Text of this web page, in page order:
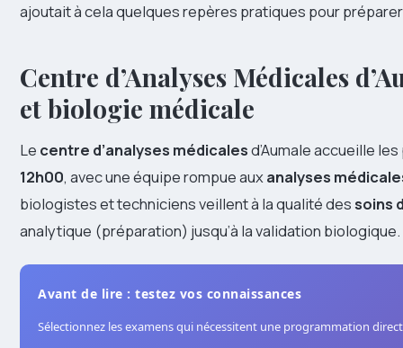
ajoutait à cela quelques repères pratiques pour
Centre d’Analyses Médicales
et biologie médicale
Le centre d’analyses médicalesd’Aumale accueille
12h00, avec une équipe rompue auxanalyses
biologistes et techniciens veillent à la qualité dessoins
analytique (préparation) jusqu’à la validation biologique.
Avant de lire : testez vos connaissances
Sélectionnez les examens qui nécessitent une programmation